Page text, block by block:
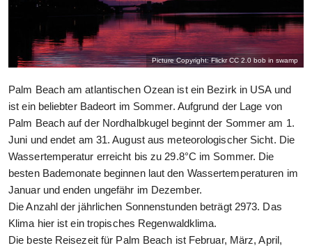
Picture Copyright: Flickr CC 2.0 bob in swamp
Palm Beach am atlantischen Ozean ist ein Bezirk in USA und
ist ein beliebter Badeort im Sommer. Aufgrund der Lage von
Palm Beach auf der Nordhalbkugel beginnt der Sommer am 1.
Juni und endet am 31. August aus meteorologischer Sicht. Die
Wassertemperatur erreicht bis zu 29.8°C im Sommer. Die
besten Bademonate beginnen laut den Wassertemperaturen im
Januar und enden ungefähr im Dezember.
Die Anzahl der jährlichen Sonnenstunden beträgt 2973. Das
Klima hier ist ein tropisches Regenwaldklima.
Die beste Reisezeit für Palm Beach ist Februar, März, April,